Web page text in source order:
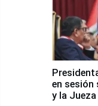
en sesión
y la Jueza